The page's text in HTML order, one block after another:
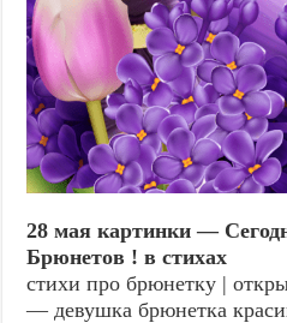
28 мая картинки —
Брюнетов ! в стихах
стихи про брюнетку |
— девушка брюнетка